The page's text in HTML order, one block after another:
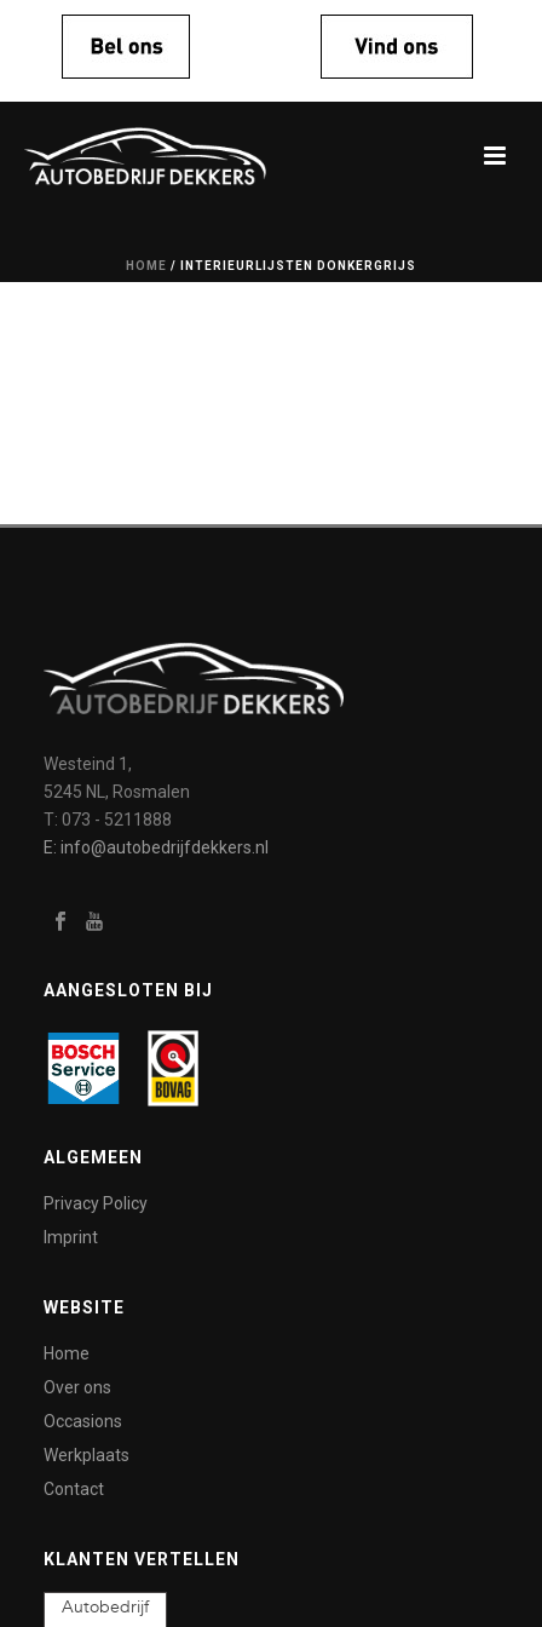
HOME / INTERIEURLIJSTEN DONKERGRIJS
Westeind 1,
5245 NL, Rosmalen
T: 073 - 5211888
E: info@autobedrijfdekkers.nl
AANGESLOTEN BIJ
ALGEMEEN
Privacy Policy
Imprint
WEBSITE
Home
Over ons
Occasions
Werkplaats
Contact
KLANTEN VERTELLEN
Autobedrijf